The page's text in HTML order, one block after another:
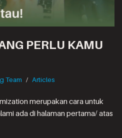
PERLU KAMU
Team Articles
merupakan cara untuk
ada di halaman pertama/ atas